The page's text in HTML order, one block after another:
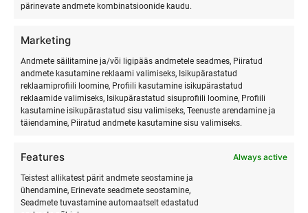
pärinevate andmete kombinatsioonide kaudu.
Marketing
Andmete säilitamine ja/või ligipääs andmetele seadmes, Piiratud
andmete kasutamine reklaami valimiseks, Isikupärastatud
reklaamiprofiili loomine, Profiili kasutamine isikupärastatud
reklaamide valimiseks, Isikupärastatud sisuprofiili loomine, Profiili
kasutamine isikupärastatud sisu valimiseks, Teenuste arendamine ja
täiendamine, Piiratud andmete kasutamine sisu valimiseks.
Features Always active
Teistest allikatest pärit andmete seostamine ja
ühendamine, Erinevate seadmete seostamine,
Seadmete tuvastamine automaatselt edastatud
SURFMASTER
Ranna Surfiküla
+372 566 86 766
info@surfmaster.ee